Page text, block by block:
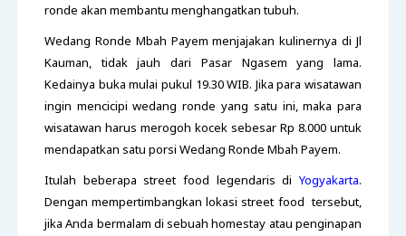
ronde akan membantu menghangatkan tubuh.
Wedang Ronde Mbah Payem menjajakan kulinernya di Jl
Kauman, tidak jauh dari Pasar Ngasem yang lama.
Kedainya buka mulai pukul 19.30 WIB. Jika para wisatawan
ingin mencicipi wedang ronde yang satu ini, maka para
wisatawan harus merogoh kocek sebesar Rp 8.000 untuk
mendapatkan satu porsi Wedang Ronde Mbah Payem.
Itulah beberapa street food legendaris diYogyakarta.
Dengan mempertimbangkan lokasi street food tersebut,
jika Anda bermalam di sebuah homestay atau penginapan